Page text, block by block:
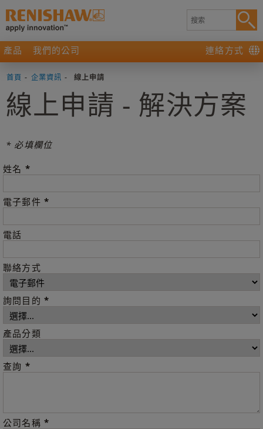
產品 我們的公司 連絡方式
首頁 - 企業資訊 - 線上申請
線上申請 - 解決方案
* 必填欄位
姓名 *
電子郵件 *
電話
聯絡方式
詢問目的 *
產品分類
查詢 *
公司名稱 *